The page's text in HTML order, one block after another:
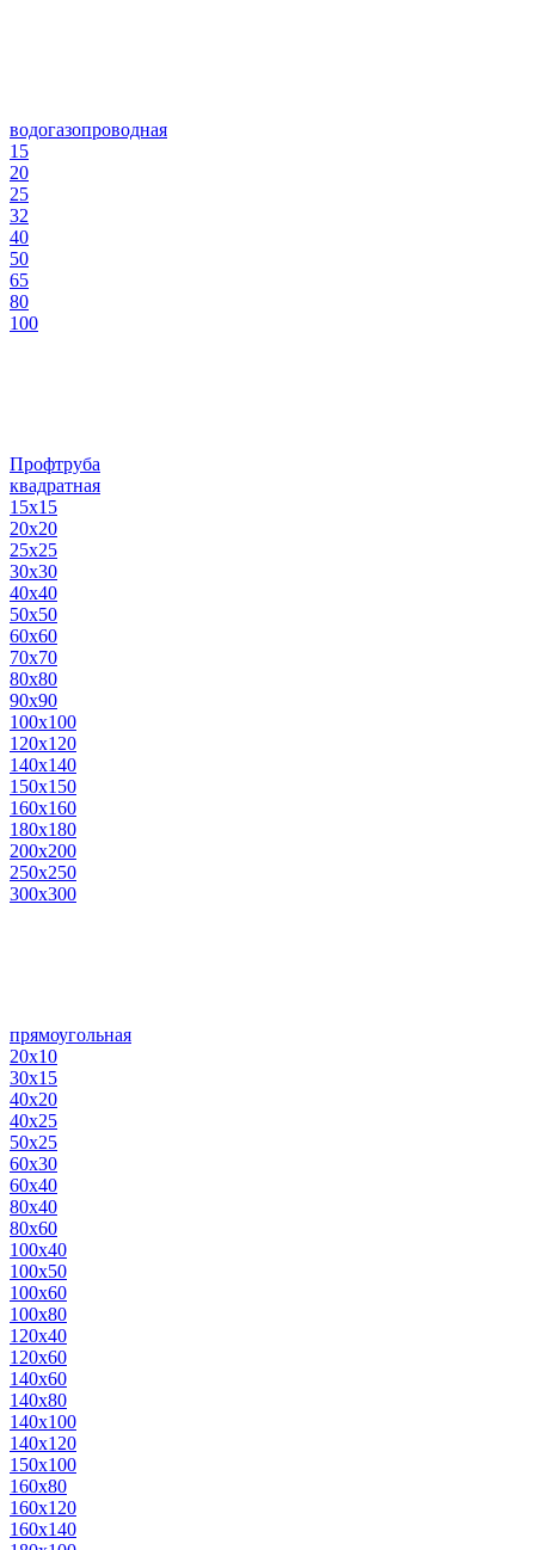
водогазопроводная
15
20
25
32
40
50
65
80
100
Профтруба
квадратная
15х15
20х20
25х25
30х30
40х40
50х50
60х60
70х70
80х80
90х90
100х100
120х120
140х140
150х150
160х160
180х180
200х200
250х250
300х300
прямоугольная
20х10
30х15
40х20
40х25
50х25
60х30
60х40
80х40
80х60
100х40
100х50
100х60
100х80
120х40
120х60
140х60
140х80
140х100
140х120
150х100
160х80
160х120
160х140